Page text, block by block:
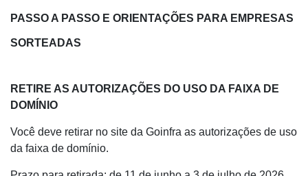
PASSO A PASSO E ORIENTAÇÕES PARA EMPRESAS
SORTEADAS
RETIRE AS AUTORIZAÇÕES DO USO DA FAIXA DE
DOMÍNIO
Você deve retirar no site da Goinfra as autorizações de uso
da faixa de domínio.